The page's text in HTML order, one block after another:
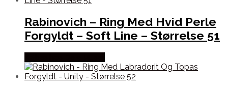
Rabinovich – Ring Med Hvid Perle
Forgyldt – Soft Line – Størrelse 51